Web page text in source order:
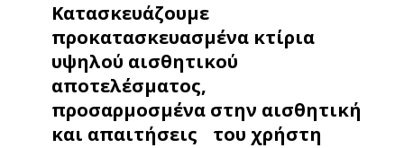
Κατασκευάζουμε
προκατασκευασμένα κτίρια
υψηλού αισθητικού
αποτελέσματος,
προσαρμοσμένα στην αισθητική
και απαιτήσεις του χρήστη